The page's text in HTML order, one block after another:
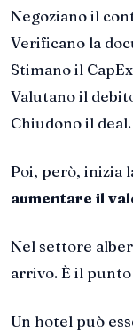
Negoziano il
Verificano la
Stimano il
Valutano il
Chiudono il deal.
Poi, però, inizia
aumentare il
Nel settore
arrivo. È il
Un hotel può